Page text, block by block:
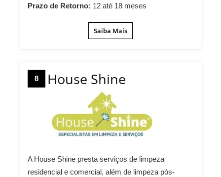
Prazo de Retorno: 12 até 18 meses
Saiba Mais
8 House Shine
A House Shine presta serviços de limpeza
residencial e comercial, além de limpeza pós-